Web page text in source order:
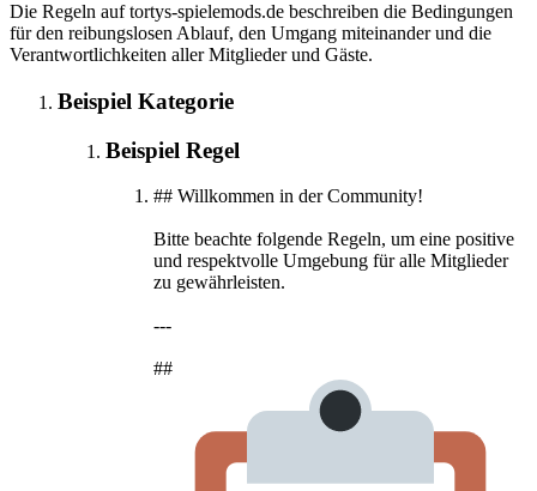
Die Regeln auf tortys-spielemods.de beschreiben die Bedingungen
für den reibungslosen Ablauf, den Umgang miteinander und die
Verantwortlichkeiten aller Mitglieder und Gäste.
Beispiel Kategorie
Beispiel Regel
## Willkommen in der Community!
Bitte beachte folgende Regeln, um eine positive
und respektvolle Umgebung für alle Mitglieder
zu gewährleisten.
---
##